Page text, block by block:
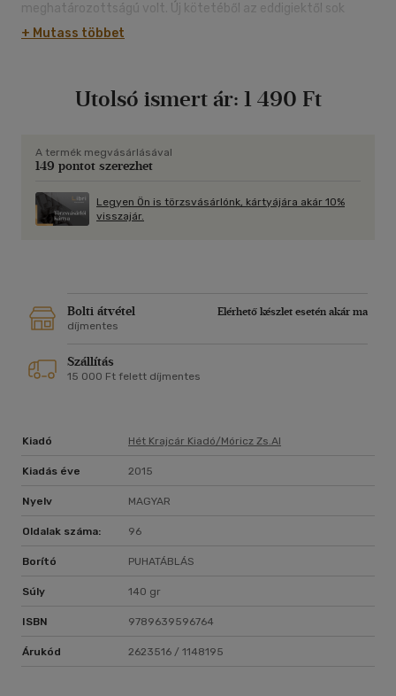
meghatározottságú volt. Új kötetéből az eddigiektől sok
tekintetben eltérő lírai én lép elénk: a költeményekben
megszaporodnak a bibliai szimbólumok, amelyeket ő a
Kígyó hamis ígéretei, a csalódások, a vezeklés és
még ismerte az Éden boldogságát; és hiszi: Évájával - a
Szeretet ösvényein járva - újra rátalál a paradicsomi létre.
a bűnbeesés előtti Tisztaságot és Szabadságot.
+ Mutass többet
Utolsó ismert ár: 1 490 Ft
A termék megvásárlásával
149 pontot szerezhet
Legyen Ön is törzsvásárlónk, kártyájára akár 10%
visszajár.
Bolti átvétel
Elérhető készlet esetén akár ma
díjmentes
Szállítás
15 000 Ft felett díjmentes
Kiadó Hét Krajcár Kiadó/móricz Zs.al
Kiadás éve 2015
Nyelv MAGYAR
Oldalak száma: 96
Borító PUHATÁBLÁS
Súly 140 gr
ISBN 9789639596764
Árukód 2623516 / 1148195